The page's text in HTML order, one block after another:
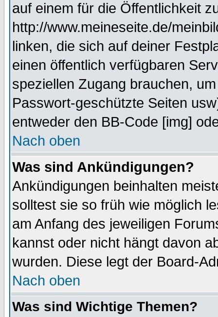
auf einem für die Öffentlichkeit
http://www.meineseite.de/
linken, die sich auf deiner
einen öffentlich verfügbaren
speziellen Zugang brauchen,
Passwort-geschützte Seiten
entweder den BB-Code [img]
Nach oben
Was sind Ankündigungen?
Ankündigungen beinhalten
solltest sie so früh wie möglich
am Anfang des jeweiligen
kannst oder nicht hängt davon
wurden. Diese legt der Board-
Nach oben
Was sind Wichtige Themen?